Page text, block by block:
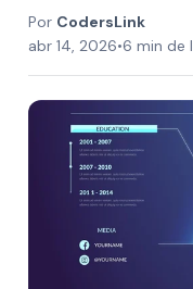
CodersLink
abr 14, 2026•6 min de